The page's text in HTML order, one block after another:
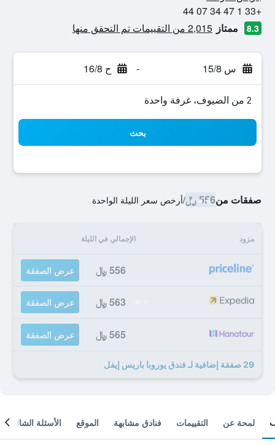
+33 1 47 34 07 44
8.3 ممتاز 2,015 من التقييمات تم التحقق منها
س 15/8 - ح 16/8
2 من الضيوف، غرفة واحدة
بحث
صفقات من556 ﷼ /أرخص سعر الليلة الواحدة
مزود الإجمالي في الليلة
556 ﷼ عرض الصفقة
563 ﷼ عرض الصفقة
565 ﷼ عرض الصفقة
29 صفقة إضافية لـ فندق يوروبا باريس إيفل
لمحة عن التقييمات فنادق مشابهة الموقع الأسئلة الشائعة